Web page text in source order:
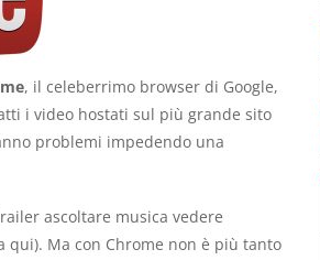
, il celeberrimo browser di Google,
i video hostati sul più grande sito
problemi impedendo una
ascoltare musica vedere
Ma con Chrome non è più tanto